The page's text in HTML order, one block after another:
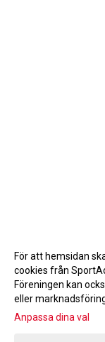
För att hemsidan
cookies från
Föreningen kan
eller
Anpassa dina val